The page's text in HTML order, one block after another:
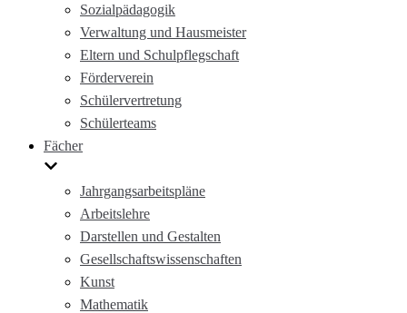
Sozialpädagogik
Verwaltung und Hausmeister
Eltern und Schulpflegschaft
Förderverein
Schülervertretung
Schülerteams
Fächer
Jahrgangsarbeitspläne
Arbeitslehre
Darstellen und Gestalten
Gesellschaftswissenschaften
Kunst
Mathematik